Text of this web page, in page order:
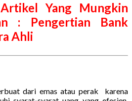
Yang Mungkin
: Pengertian Bank
Ahli
dari emas atau perak karena